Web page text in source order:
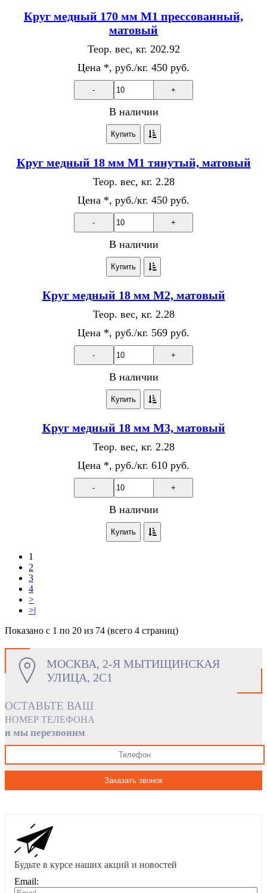
Круг медный 170 мм М1 прессованный,
матовый
Теор. вес, кг. 202.92
Цена *, руб./кг. 450 руб.
- +
В наличии
Купить
Круг медный 18 мм М1 тянутый, матовый
Теор. вес, кг. 2.28
Цена *, руб./кг. 450 руб.
- +
В наличии
Купить
Круг медный 18 мм М2, матовый
Теор. вес, кг. 2.28
Цена *, руб./кг. 569 руб.
- +
В наличии
Купить
Круг медный 18 мм М3, матовый
Теор. вес, кг. 2.28
Цена *, руб./кг. 610 руб.
- +
В наличии
Купить
1
2
3
4
>
>|
Показано с 1 по 20 из 74 (всего 4 страниц)
МОСКВА, 2-Я МЫТИЩИНСКАЯ
УЛИЦА, 2С1
ОСТАВЬТЕ ВАШ
НОМЕР ТЕЛЕФОНА
и мы перезвоним
Заказать звонок
Будьте в курсе наших акций и новостей
Email: